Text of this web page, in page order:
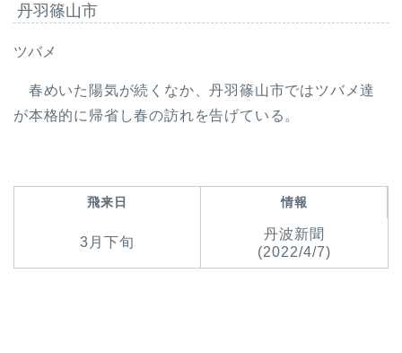
丹羽篠山市
ツバメ
春めいた陽気が続くなか、丹羽篠山市ではツバメ達
が本格的に帰省し春の訪れを告げている。
飛来日 情報
3月下旬
丹波新聞
(2022/4/7)